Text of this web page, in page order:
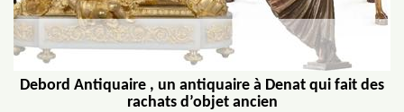
Debord Antiquaire , un antiquaire à Denat qui fait des
rachats d’objet ancien